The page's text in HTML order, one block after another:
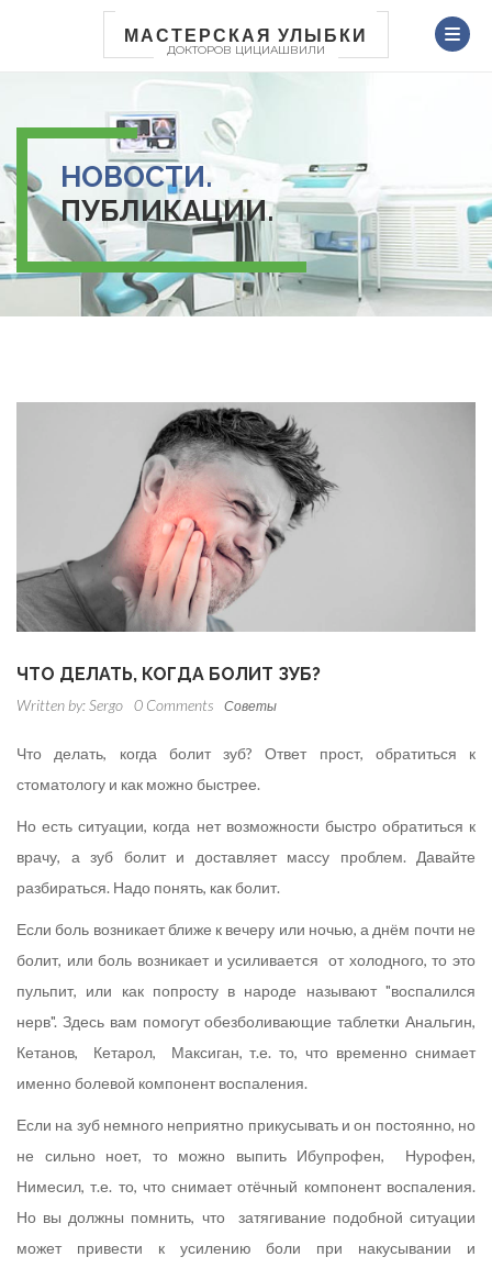
МАСТЕРСКАЯ УЛЫБКИ
ДОКТОРОВ ЦИЦИАШВИЛИ
НОВОСТИ.
ПУБЛИКАЦИИ.
ЧТО ДЕЛАТЬ, КОГДА БОЛИТ ЗУБ?
Written by:Sergo 0 Comments Советы
Что делать, когда болит зуб? Ответ прост, обратиться к
стоматологу и как можно быстрее.
Но есть ситуации, когда нет возможности быстро обратиться к
врачу, а зуб болит и доставляет массу проблем. Давайте
разбираться. Надо понять, как болит.
Если боль возникает ближе к вечеру или ночью, а днём почти не
болит, или боль возникает и усиливается от холодного, то это
пульпит, или как попросту в народе называют "воспалился
нерв". Здесь вам помогут обезболивающие таблетки Анальгин,
Кетанов, Кетарол, Максиган, т.е. то, что временно снимает
именно болевой компонент воспаления.
Если на зуб немного неприятно прикусывать и он постоянно, но
не сильно ноет, то можно выпить Ибупрофен, Нурофен,
Нимесил, т.е. то, что снимает отёчный компонент воспаления.
Но вы должны помнить, что затягивание подобной ситуации
может привести к усилению боли при накусывании и